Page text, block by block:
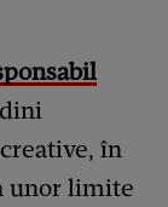
în
unor limite